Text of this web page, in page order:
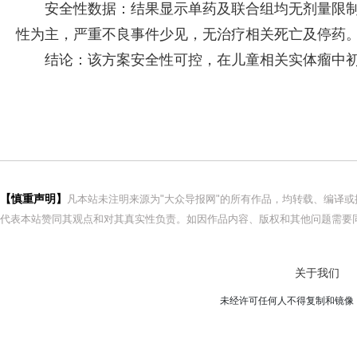
安全性数据：结果显示单药及联合组均无剂量限
性为主，严重不良事件少见，无治疗相关死亡及停药
结论：该方案安全性可控，在儿童相关实体瘤中
【慎重声明】
凡本站未注明来源为"大众导报网"的所有作品，均转载、编译
代表本站赞同其观点和对其真实性负责。如因作品内容、版权和其他问题需
关于我们
未经许可任何人不得复制和镜